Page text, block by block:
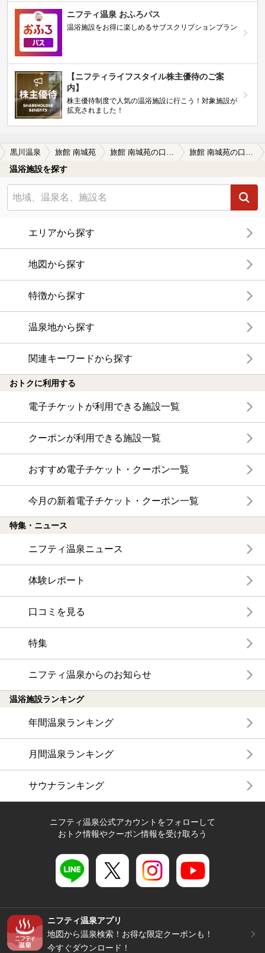
ニフティ温泉 おふろパス
温浴施設をお得に楽しめるサブスクリプションプラン
【ニフティライフスタイル株主優待のご案
内】
株主優待制度で人気の温浴施設に行こう！対象施設が
拡充されました！
黒川温泉 旅館 南城苑 旅館 南城苑の口コミ一覧 旅館 南城苑の口コミ 品がある旅館
温浴施設を探す
エリアから探す
地図から探す
特徴から探す
温泉地から探す
関連キーワードから探す
おトクに利用する
電子チケットが利用できる施設一覧
クーポンが利用できる施設一覧
おすすめ電子チケット・クーポン一覧
今月の新着電子チケット・クーポン一覧
特集・ニュース
ニフティ温泉ニュース
体験レポート
口コミを見る
特集
ニフティ温泉からのお知らせ
温浴施設ランキング
年間温泉ランキング
月間温泉ランキング
サウナランキング
ニフティ温泉公式アカウントをフォローして
おトク情報やクーポン情報を受け取ろう
ニフティ温泉アプリ
地図から温泉検索！お得な限定クーポンも！
今すぐダウンロード！